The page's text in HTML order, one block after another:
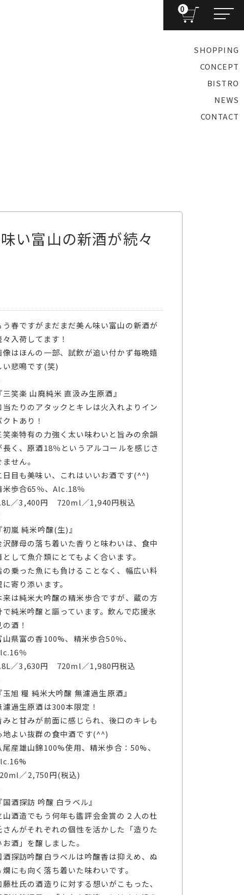
0
SHOPPING
CONCEPT
BISTRO
NEWS
CONTACT
い富山の新酒が続々
う春ですがまだまだ美ん味い富山の新酒が
々入荷してます！
像はほんの一部、試飲が追い付かず毎晩嬉
い悲鳴です(笑)
三笑楽 山廃純米 直汲み生原酒』
当たりのアタックとキレは火入れよりイン
クトあり！
笑楽特有の力強く太い味わいと旨みの余韻
長く、原酒18％というアルコールを感じさ
せん。
日目も美味い、これはいいお酒です(^^)
米歩合65％、Alc.18％
／3,400円 720ml／1,940円税込
初嵐 純米吟醸(生)』
沢酵母の落ち着いた香りと味わいは、食中
として魚介類にとてもよく合います。
の乗った魚にも負けることなく、幅広い料
に寄り添います。
来は純米大吟醸の精米歩合ですが、蔵の方
で純米吟醸と謳っています。飲んで応援氷
の酒！
山県富の香100%、精米歩合50％、
％
／3,630円 720ml／1,980円税込
玉旭 糧 純米大吟醸 無濾過生原酒』
濾過生原酒は300本限定！
みと甘みが前面に感じられ、後口のキレも
地よい抜群の食中酒です(^^)
尾産雄山錦100%使用、精米歩合：50%、
／2,750円(税込)
国酒探訪 吟醸 白ラベル』
山酒造でもう何年も鑑評会金賞の２人の杜
さんがそれぞれの個性を活かした「造りた
お酒」を醸しました。
酒探訪吟醸白ラベルは吟醸香は抑えめ、ぬ
燗にも向く落ち着いた味わいです。
藤杜氏の酒造りに対する想いがこもった、